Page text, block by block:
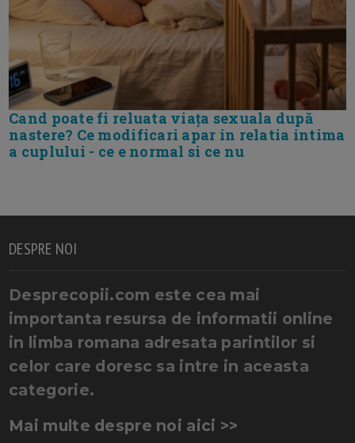
Cand poate fi reluata viața sexuala după
nastere? Ce modificari apar in relatia intima
a cuplului - ce e normal si ce nu
DESPRE NOI
Desprecopii.com este cea mai
importanta resursa de informatii online
in limba romana adresata parintilor si
celor care doresc sa intre in aceasta
categorie.
Mai multe despre noi aici >>